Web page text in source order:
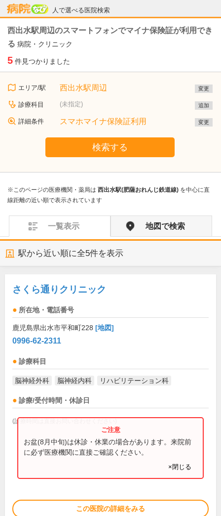
人で選べる医院検索
病院なび
西出水駅周辺のスマートフォンでマイナ保険証が利用でき
る 病院・クリニック
5 件見つかりました
エリア/駅 西出水駅周辺 変更
診療科目 (未指定) 追加
詳細条件 スマホマイナ保険証利用 変更
検索する
※このページの医療機関・薬局は 西出水駅(肥薩おれんじ鉄道線) を中心に直
線距離の近い順で表示されています
一覧表示 地図で検索
駅から近い順に全5件を表示
さくら通りクリニック
所在地・電話番号
鹿児島県出水市平和町228 [地図]
0996-62-2311
診療科目
脳神経外科 脳神経内科 リハビリテーション科
診療/受付時間・休診日
(診療時間は直接お問い合わせください)
お盆(8月中旬)は休診・休業の場合があります。来院前
に必ず医療機関に直接ご確認ください。
×閉じる
この医院の詳細をみる